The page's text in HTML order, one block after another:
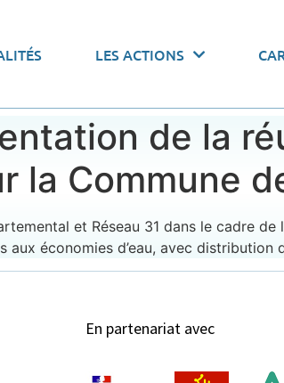
LES ACTIONS
Les actions par thématiques
de la
la Commune
et Réseau 31 dans le cadre
économies d’eau, avec
En partenariat avec